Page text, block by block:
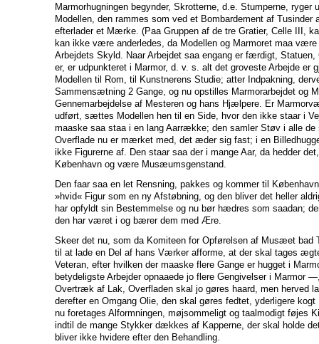
Marmorhugningen begynder, Skrotterne, d.e. Stumperne, ryger
Modellen, den rammes som ved et Bombardement af Tusinder
efterlader et Mærke. (Paa Gruppen af de tre Gratier, Celle III,
kan ikke være anderledes, da Modellen og Marmoret maa
Arbejdets Skyld. Naar Arbejdet saa engang er færdigt, Statuen,
er, er udpunkteret i Marmor, d. v. s. alt det groveste Arbejde er
Modellen til Rom, til Kunstnerens Studie; atter Indpakning,
Sammensætning 2 Gange, og nu opstilles Marmorarbejdet og
Gennemarbejdelse af Mesteren og hans Hjælpere. Er
udført, sættes Modellen hen til en Side, hvor den ikke staar i
maaske saa staa i en lang Aarrække; den samler Støv i alle de
Overflade nu er mærket med, det æder sig fast; i en
ikke Figurerne af. Den staar saa der i mange Aar, da hedder
København og være Musæumsgenstand.
Den faar saa en let Rensning, pakkes og kommer til
»hvid« Figur som en ny Afstøbning, og den bliver det heller
har opfyldt sin Bestemmelse og nu bør hædres som saadan;
den har været i og bærer dem med Ære.
Skeer det nu, som da Komiteen for Opførelsen af Musæet bad
til at lade en Del af hans Værker afforme, at der skal tages
Veteran, efter hvilken der maaske flere Gange er hugget i
betydeligste Arbejder opnaaede jo flere Gengivelser i Marmor
Overtræk af Lak, Overfladen skal jo gøres haard, men herved
derefter en Omgang Olie, den skal gøres fedtet, yderligere
nu foretages Alformningen, møjsommeligt og taalmodigt føjes
indtil de mange Stykker dækkes af Kapperne, der skal holde
bliver ikke hvidere efter den Behandling.